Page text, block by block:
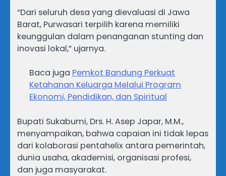
“Dari seluruh desa yang dievaluasi di Jawa
Barat, Purwasari terpilih karena memiliki
keunggulan dalam penanganan stunting dan
inovasi lokal,” ujarnya.
Baca juga Pemkot Bandung Perkuat
Ketahanan Keluarga Melalui Program
Ekonomi, Pendidikan, dan Spiritual
Bupati Sukabumi, Drs. H. Asep Japar, M.M.,
menyampaikan, bahwa capaian ini tidak lepas
dari kolaborasi pentahelix antara pemerintah,
dunia usaha, akademisi, organisasi profesi,
dan juga masyarakat.